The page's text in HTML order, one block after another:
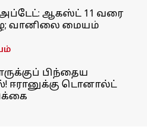
அப்டேட்: ஆகஸ்ட் 11 வரை
வானிலை மையம்
பிந்தைய
ஈரானுக்கு டொனால்ட்